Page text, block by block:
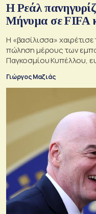
Η Ρεάλ
Μήνυμα σε FIFA
Η «βασίλισσα»
πώληση μέρους των
Παγκοσμίου Κυπέλλου,
αντίστασή της και
πολυετή σύγκρουση για
επενδυτικό ταμείο CVC.
Γιώργος Μαζιάς